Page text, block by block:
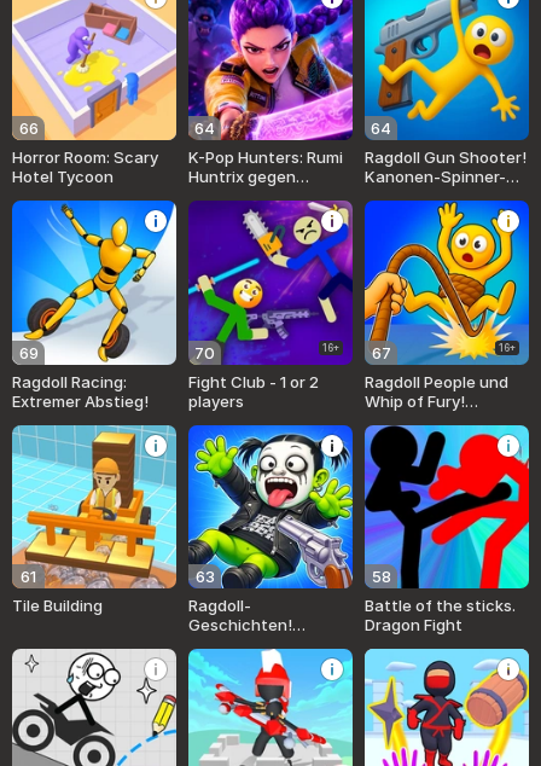
66
Horror Room: Scary
Hotel Tycoon
64
K-Pop Hunters: Rumi
Huntrix gegen
64
Ragdoll Gun Shooter!
Kanonen-Spinner-
69
Ragdoll Racing:
Extremer Abstieg!
70 16+
Fight Club - 1 or 2
players
67 16+
Ragdoll People und
Whip of Fury!
61
Tile Building
63
Ragdoll-
Geschichten!
eigenen Feed!
58
Battle of the sticks.
Dragon Fight